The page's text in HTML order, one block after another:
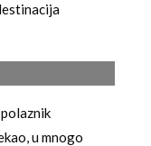
u mnogo